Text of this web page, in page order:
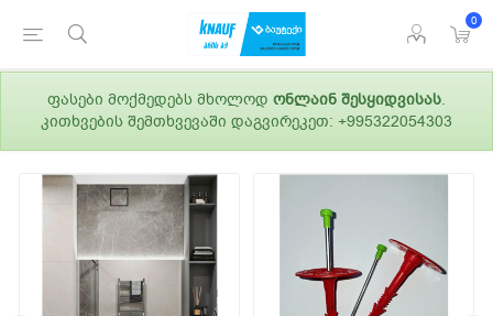
0
ფასები მოქმედებს მხოლოდ ონლაინ შესყიდვისას.
კითხვების შემთხვევაში დაგვირეკეთ: +995322054303